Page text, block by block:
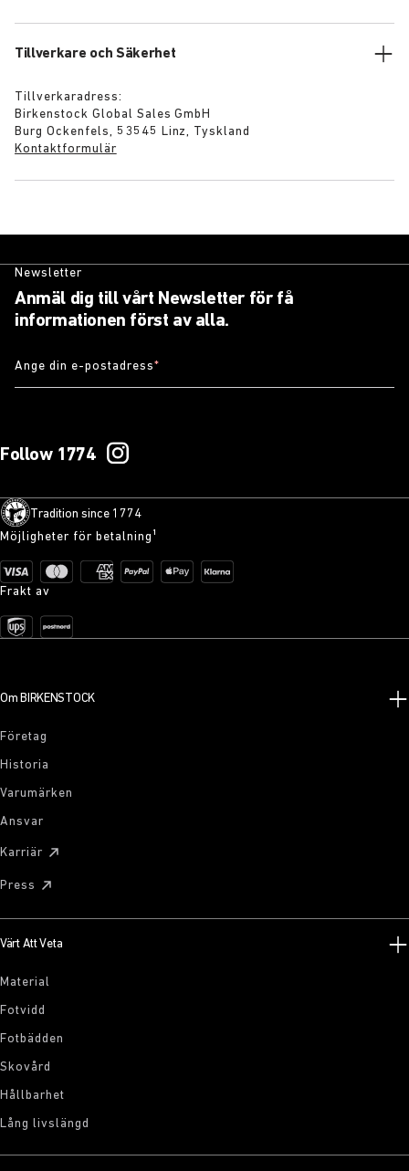
Tillverkare och Säkerhet
Tillverkaradress:
Birkenstock Global Sales GmbH
Burg Ockenfels, 53545 Linz, Tyskland
Kontaktformulär
Newsletter
Anmäl dig till vårt Newsletter för få
informationen först av alla.
Ange din e-postadress*
Follow 1774
Tradition since 1774
Möjligheter för betalning¹
Frakt av
Om BIRKENSTOCK
Företag
Historia
Varumärken
Ansvar
Karriär
Press
Värt Att Veta
Material
Fotvidd
Fotbädden
Skovård
Hållbarhet
Lång livslängd